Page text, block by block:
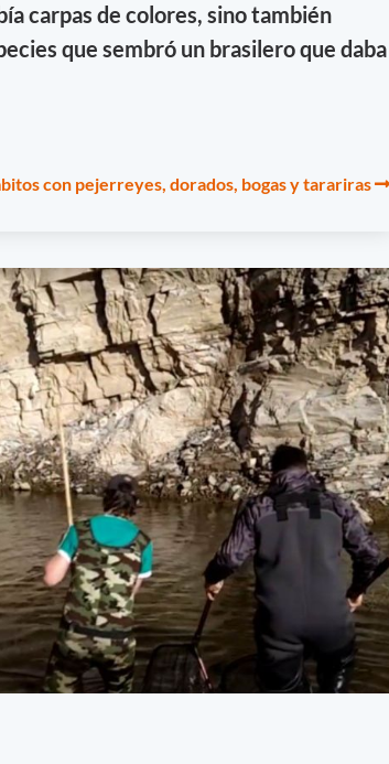
carpas de colores, sino también
que sembró un brasilero que daba
con pejerreyes, dorados, bogas y tarariras